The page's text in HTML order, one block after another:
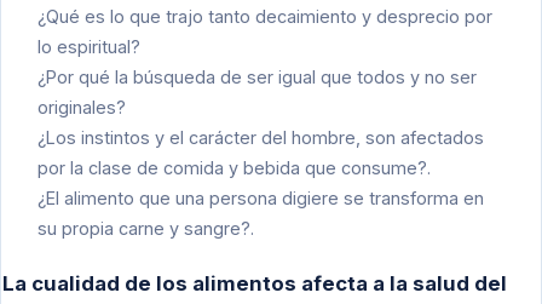
¿Qué es lo que trajo tanto decaimiento y desprecio por
lo espiritual?
¿Por qué la búsqueda de ser igual que todos y no ser
originales?
¿Los instintos y el carácter del hombre, son afectados
por la clase de comida y bebida que consume?.
¿El alimento que una persona digiere se transforma en
su propia carne y sangre?.
La cualidad de los alimentos afecta a la salud del